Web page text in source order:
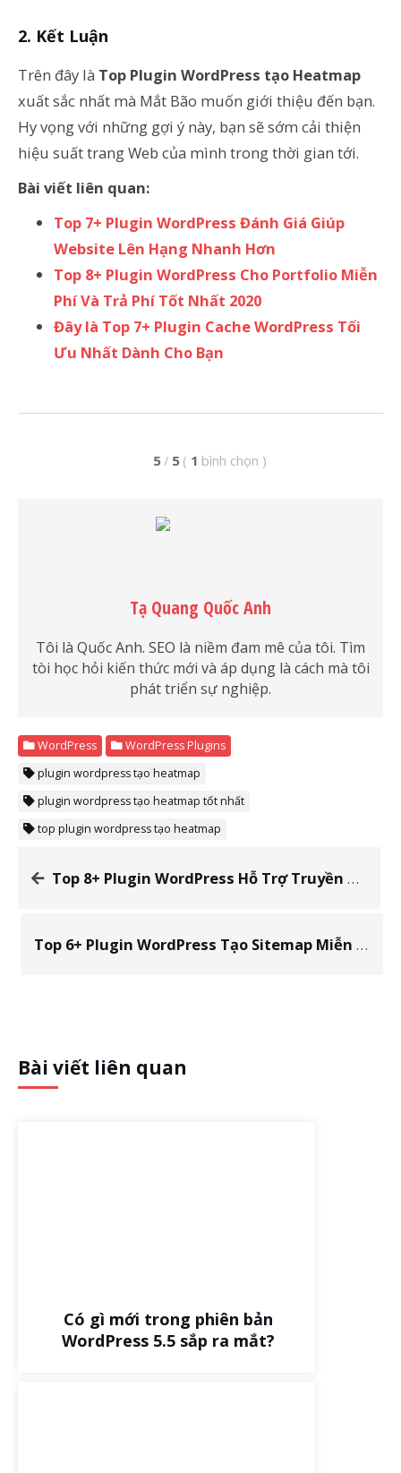
Kết Luận
Trên đây là Top Plugin WordPress tạo Heatmap
xuất sắc nhất mà Mắt Bão muốn giới thiệu đến bạn.
Hy vọng với những gợi ý này, bạn sẽ sớm cải thiện
hiệu suất trang Web của mình trong thời gian tới.
Bài viết liên quan:
Top 7+ Plugin WordPress Đánh Giá Giúp
Website Lên Hạng Nhanh Hơn
Top 8+ Plugin WordPress Cho Portfolio Miễn
Phí Và Trả Phí Tốt Nhất 2020
Đây là Top 7+ Plugin Cache WordPress Tối
Ưu Nhất Dành Cho Bạn
5 / 5 ( 1 bình chọn )
Tạ Quang Quốc Anh
Tôi là Quốc Anh. SEO là niềm đam mê của tôi. Tìm
tòi học hỏi kiến thức mới và áp dụng là cách mà tôi
phát triển sự nghiệp.
WordPress
WordPress Plugins
plugin wordpress tạo heatmap
plugin wordpress tạo heatmap tốt nhất
top plugin wordpress tạo heatmap
Top 8+ Plugin WordPress Hỗ Trợ Truyền Thông Tốt Nhất 2020
Top 6+ Plugin WordPress Tạo Sitemap Miễn Phí Và Trả Phí Tốt Nhất 2020
Bài viết liên quan
Có gì mới trong phiên bản
WordPress 5.5 sắp ra mắt?